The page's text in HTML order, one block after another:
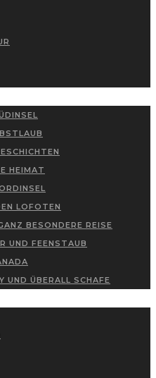
HEIMAT
LOFOTEN
BESONDERE REISE
UND FEENSTAUB
UND ÜBERALL SCHAFE